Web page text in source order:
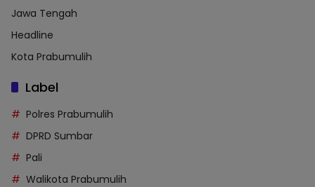
Jawa Tengah
Headline
Kota Prabumulih
Label
Polres Prabumulih
DPRD Sumbar
Pali
Walikota Prabumulih